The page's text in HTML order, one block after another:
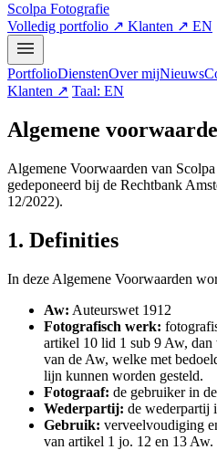
Scolpa Fotografie
Volledig portfolio ↗ Klanten ↗ EN
PortfolioDienstenOver mijNieuws
Klanten ↗ Taal: EN
Algemene
Algemene Voorwaarden van
gedeponeerd bij de Rechtbank
12/2022).
1. Definities
In deze Algemene Voorwaarden
Aw: Auteurswet 1912
Fotografisch werk:
artikel 10 lid 1 sub 9 Aw,
van de Aw, welke met
lijn kunnen worden gesteld.
Fotograaf: de gebruiker in
Wederpartij: de wederpartij
Gebruik: verveelvoudiging
van artikel 1 jo. 12 en 13 Aw.